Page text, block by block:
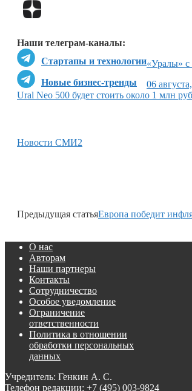
Наши телеграм-каналы:
Стартапы и технологии
Новые бизнес-тренды
«Уралы»
06
Ural Neo 500 будет стоить около 1 млн
Новости СМИ2
Предыдущая статьяЕвропа победит
О нас
Авторам
Наши партнеры
Контакты
Сотрудничество
Особое уведомление
Ограничение
ответственности
Политика в отношении
обработки персональных
данных
Учредитель: Генкин А. С.
Телефон редакции: +7 (495) 003-9824